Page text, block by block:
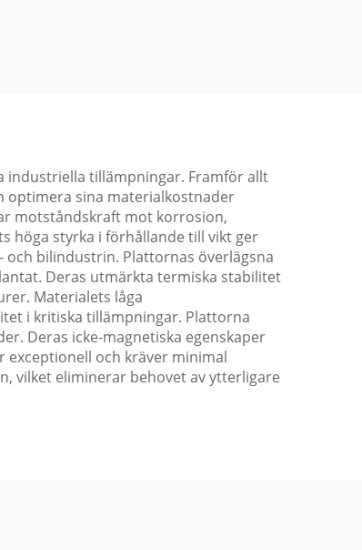
industriella tillämpningar. Framför allt
optimera sina materialkostnader
motståndskraft mot korrosion,
höga styrka i förhållande till vikt ger
bilindustrin. Plattornas överlägsna
Deras utmärkta termiska stabilitet
Materialets låga
i kritiska tillämpningar. Plattorna
Deras icke-magnetiska egenskaper
och kräver minimal
vilket eliminerar behovet av ytterligare